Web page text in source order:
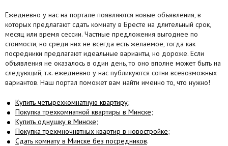
Ежедневно у нас на портале появляются новые объявления, в
которых предлагают сдать комнату в Бресте на длительный срок,
месяц или время сессии. Частные предложения выгоднее по
стоимости, но среди них не всегда есть желаемое, тогда как
посредники предлагают идеальные варианты, но дороже. Если
объявления не оказалось в один день, то оно вполне может быть на
следующий, т.к. ежедневно у нас публикуются сотни всевозможных
вариантов. Наш портал поможет вам найти именно то, что нужно!
Купить четырехкомнатную квартиру;
Покупка трехкомнатной квартиры в Минске;
Купить однушку в Минске;
Покупка трехмночнвтных квартир в новостройке;
Сдать комнату в Минске без посредников.